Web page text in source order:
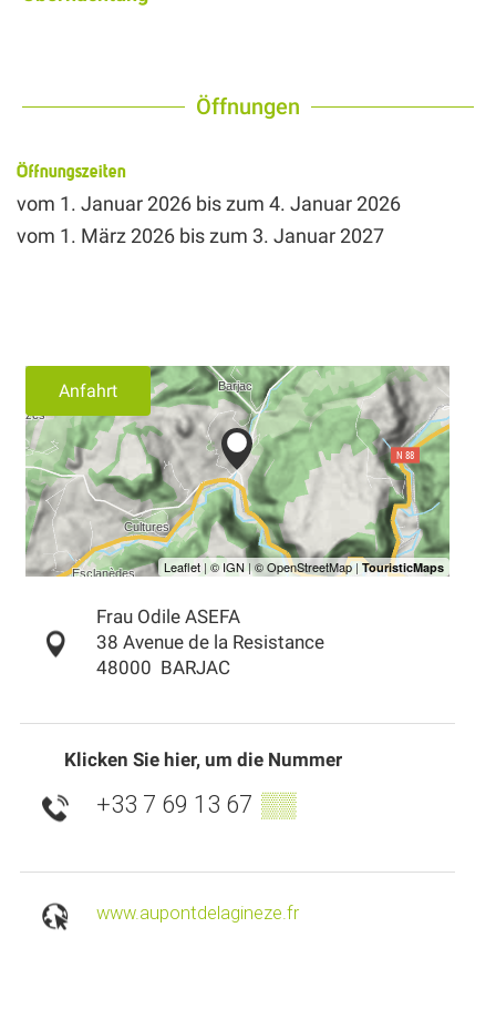
Öffnungen
Öffnungszeiten
vom 1. Januar 2026 bis zum 4. Januar 2026
vom 1. März 2026 bis zum 3. Januar 2027
Anfahrt
Frau Odile ASEFA
38 Avenue de la Resistance
48000
BARJAC
Klicken Sie hier, um die Nummer
+33 7 69 13 67 ▒▒
www.aupontdelagineze.fr